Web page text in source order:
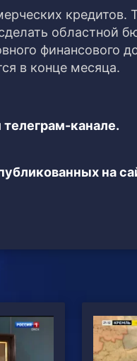
кредитов.
областной
финансового
в конце месяца.
канале.
на